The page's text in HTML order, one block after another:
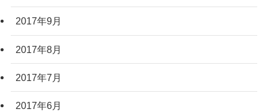
2017年9月
2017年8月
2017年7月
2017年6月